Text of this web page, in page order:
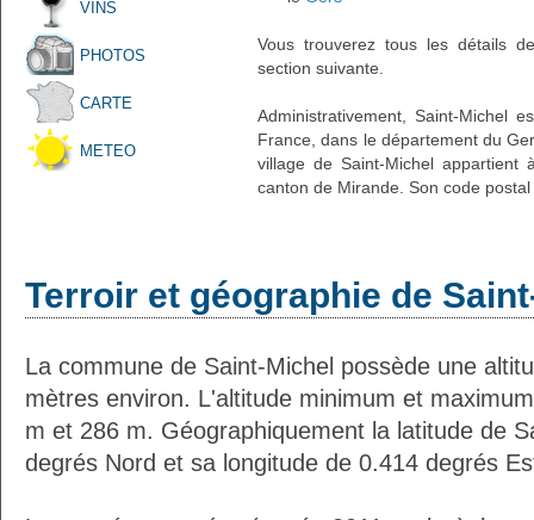
VINS
PHOTOS
CARTE
METEO
Vous trouverez tous les détails
section suivante.
Administrativement, Saint-Michel
France, dans le département du
village de Saint-Michel appartient
canton de Mirande. Son code
Terroir et géographie de
La commune de Saint-Michel possède une
mètres environ. L'altitude minimum et
m et 286 m. Géographiquement la latitude de
degrés Nord et sa longitude de 0.414 degrés